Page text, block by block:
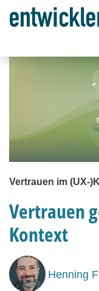
Vertrauen im (UX-
Vertrauen
Kontext
Henning